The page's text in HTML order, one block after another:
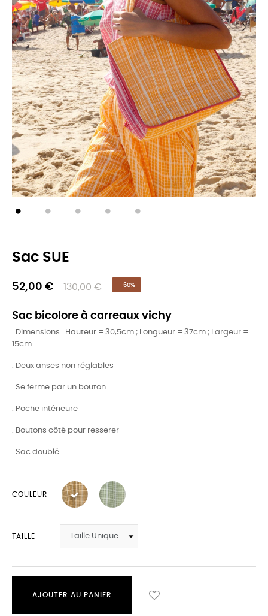
Sac SUE
52,00 € 130,00 € - 60%
Sac bicolore à carreaux vichy
. Dimensions : Hauteur = 30,5cm ; Longueur = 37cm ; Largeur =
15cm
. Deux anses non réglables
. Se ferme par un bouton
. Poche intérieure
. Boutons côté pour resserer
. Sac doublé
COULEUR
TAILLE
AJOUTER AU PANIER